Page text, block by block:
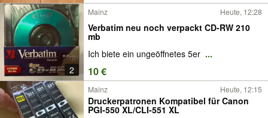
2
Mainz Heute, 12:28
Verbatim neu noch verpackt CD-RW 210
mb
Ich biete ein ungeöffnetes 5er ...
10 €
Mainz Heute, 12:15
Druckerpatronen Kompatibel für Canon
PGI-550 XL/CLI-551 XL